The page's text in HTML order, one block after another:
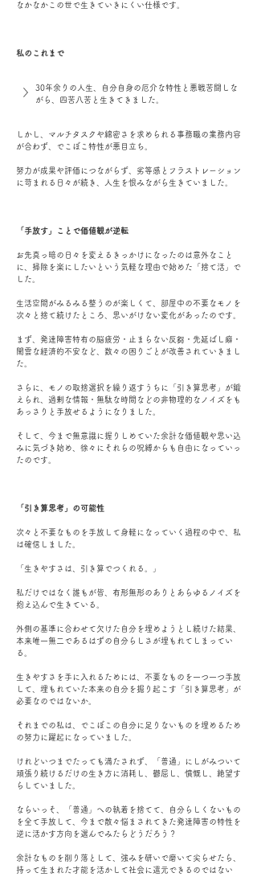
なかなかこの世で生きていきにくい仕様です。
私のこれまで
30年余りの人生、自分自身の厄介な特性と悪戦苦闘しな
がら、四苦八苦と生きてきました。
しかし、マルチタスクや綿密さを求められる事務職の業務内容
が合わず、でこぼこ特性が悪目立ち。
努力が成果や評価につながらず、劣等感とフラストレーション
に苛まれる日々が続き、人生を恨みながら生きていました。
「手放す」ことで価値観が逆転
お先真っ暗の日々を変えるきっかけになったのは意外なこと
に、掃除を楽にしたいという気軽な理由で始めた「捨て活」で
した。
生活空間がみるみる整うのが楽しくて、部屋中の不要なモノを
次々と捨て続けたところ、思いがけない変化があったのです。
まず、発達障害特有の脳疲労・止まらない反芻・先延ばし癖・
闇雲な経済的不安など、数々の困りごとが改善されていきまし
た。
さらに、モノの取捨選択を繰り返すうちに「引き算思考」が鍛
えられ、過剰な情報・無駄な時間などの非物理的なノイズをも
あっさりと手放せるようになりました。
そして、今まで無意識に握りしめていた余計な価値観や思い込
みに気づき始め、徐々にそれらの呪縛からも自由になっていっ
たのです。
「引き算思考」の可能性
次々と不要なものを手放して身軽になっていく過程の中で、私
は確信しました。
「生きやすさは、引き算でつくれる。」
私だけではなく誰もが皆、有形無形のありとあらゆるノイズを
抱え込んで生きている。
外側の基準に合わせて欠けた自分を埋めようとし続けた結果、
本来唯一無二であるはずの自分らしさが埋もれてしまってい
る。
生きやすさを手に入れるためには、不要なものを一つ一つ手放
して、埋もれていた本来の自分を掘り起こす「引き算思考」が
必要なのではないか。
それまでの私は、でこぼこの自分に足りないものを埋めるため
の努力に躍起になっていました。
けれどいつまでたっても満たされず、「普通」にしがみついて
頑張り続けるだけの生き方に消耗し、鬱屈し、憤慨し、絶望す
らしていました。
ならいっそ、「普通」への執着を捨てて、自分らしくないもの
を全て手放して、今まで散々悩まされてきた発達障害の特性を
逆に活かす方向を選んでみたらどうだろう？
余計なものを削り落として、強みを研いで磨いて尖らせたら、
持って生まれた才能を活かして社会に還元できるのではない